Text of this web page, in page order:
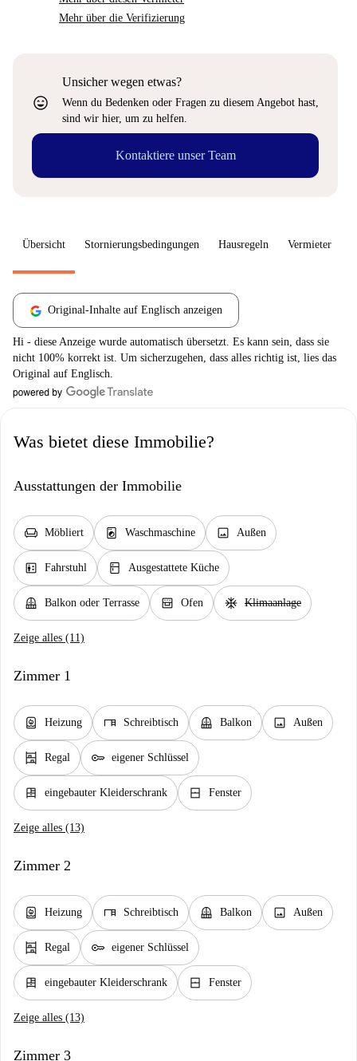
Mehr über die Verifizierung
sentiment_very_satisfied
Unsicher wegen etwas?
Wenn du Bedenken oder Fragen zu diesem Angebot hast,
sind wir hier, um zu helfen.
Kontaktiere unser Team
Übersicht Stornierungsbedingungen Hausregeln Vermieter
Original-Inhalte auf Englisch anzeigen
Hi - diese Anzeige wurde automatisch übersetzt. Es kann sein, dass sie
nicht 100% korrekt ist. Um sicherzugehen, dass alles richtig ist, lies das
Original auf Englisch.
Was bietet diese Immobilie?
Ausstattungen der Immobilie
chair Möbliert local_laundry_service Waschmaschine image Außen
elevator Fahrstuhl kitchen Ausgestattete Küche
balcony Balkon oder Terrasse oven_gen Ofen ac_unit Klimaanlage
Zeige alles (11)
Zimmer 1
water_heater Heizung desk Schreibtisch balcony Balkon image Außen
shelves Regal key eigener Schlüssel
dresser eingebauter Kleiderschrank window_closed Fenster
Zeige alles (13)
Zimmer 2
water_heater Heizung desk Schreibtisch balcony Balkon image Außen
shelves Regal key eigener Schlüssel
dresser eingebauter Kleiderschrank window_closed Fenster
Zeige alles (13)
Zimmer 3